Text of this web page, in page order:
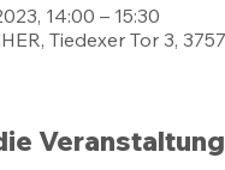
14:00 – 15:30
Tiedexer Tor 3,
Veranstaltung